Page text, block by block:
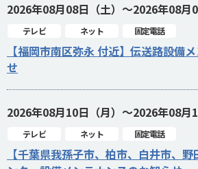
2026年08月08日（土）～2026年08月
テレビ ネット 固定電話
【福岡市南区弥永 付近】伝送路設備
せ
2026年08月10日（月）～2026年08月
テレビ ネット 固定電話
【千葉県我孫子市、柏市、白井市、